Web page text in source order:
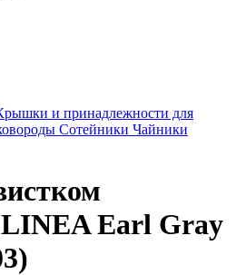
и принадлежности для
Сотейники Чайники
Earl Gray